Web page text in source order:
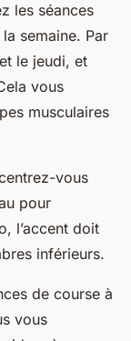
les séances
semaine. Par
le jeudi, et
vous
musculaires
vous
pour
l’accent doit
inférieurs.
de course à
vous